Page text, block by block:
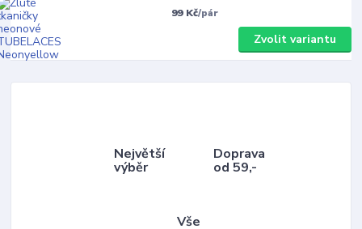
99 Kč/pár
Zvolit variantu
Největší
výběr
Doprava
od 59,-
Vše